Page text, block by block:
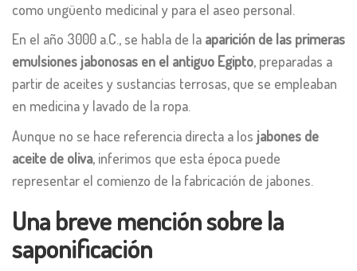
como ungüento medicinal y para el aseo personal.
En el año 3000 a.C., se habla de la aparición de las primeras
emulsiones jabonosas en el antiguo Egipto, preparadas a
partir de aceites y sustancias terrosas, que se empleaban
en medicina y lavado de la ropa.
Aunque no se hace referencia directa a los jabones de
aceite de oliva, inferimos que esta época puede
representar el comienzo de la fabricación de jabones.
Una breve mención sobre la
saponificación